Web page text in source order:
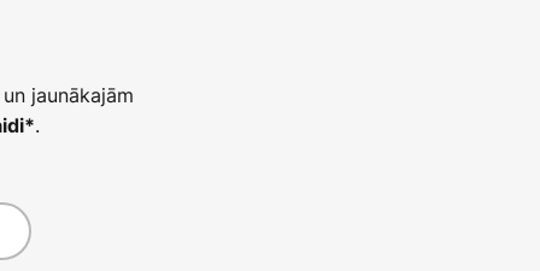
jaunākajām
.